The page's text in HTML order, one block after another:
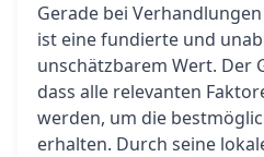
Gerade bei
ist eine fundierte und
unschätzbarem Wert. Der
dass alle relevanten
werden, um die
erhalten. Durch seine